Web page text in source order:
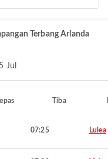
Terbang Arlanda
Jul
Tiba
07:25 Lulea